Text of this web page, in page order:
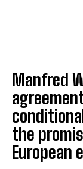
Manfred
the
European